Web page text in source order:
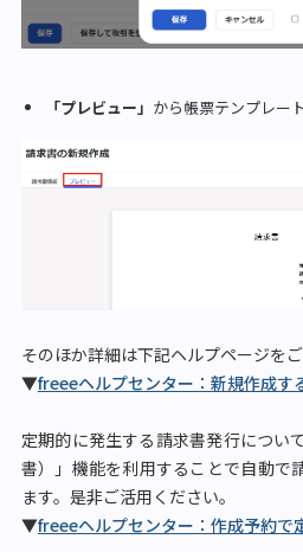
「プレビュー」 から帳票テンプレー
そのほか詳細は下記ヘルプページをご
▼freeeヘルプセンター：新規作成す
定期的に発生する請求書発行につい
書）」機能を利用することで自動で
ます。是非ご活用ください。
▼freeeヘルプセンター：作成予約で